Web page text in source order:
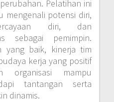
Pelatihan ini
mengenali potensi diri,
diri, dan
sebagai pemimpin.
yang baik, kinerja tim
kerja yang positif
organisasi mampu
tantangan serta
dinamis.